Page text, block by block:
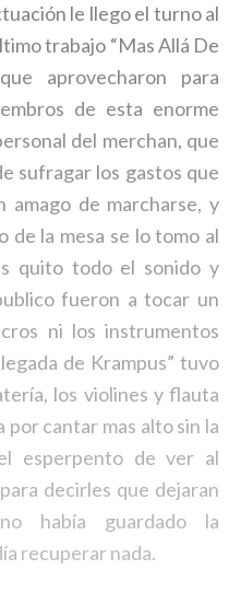
le llego el turno al
trabajo “Mas Allá De
aprovecharon para
de esta enorme
del merchan, que
sufragar los gastos que
de marcharse, y
de la mesa se lo tomo al
quito todo el sonido y
fueron a tocar un
ni los instrumentos
de Krampus” tuvo
los violines y flauta
cantar mas alto sin la
esperpento de ver al
decirles que dejaran
había guardado la
recuperar nada.